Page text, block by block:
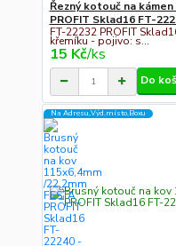
Řezný kotouč na kámen
PROFIT Sklad16 FT-
FT-22232 PROFIT
křemíku - pojivo: s...
15 Kč/ks
Do
Na Adresu,Výd.místo,Boxu